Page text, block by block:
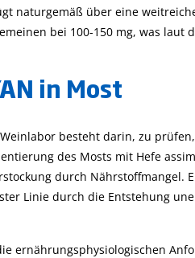
naturgemäß über eine
bei 100-150 mg, was
in Most
besteht darin, zu
des Mosts mit Hefe
durch Nährstoffmangel.
Linie durch die Entstehung
ernährungsphysiologischen